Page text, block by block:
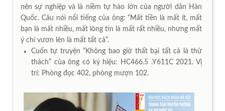
nên sự nghiệp và là niềm tự hào lớn của người dân Hàn
Quốc. Câu nói nổi tiếng của ông: “Mất tiền là mất ít, mất
bạn là mất nhiều, mất lòng tin là mất rất nhiều, nhưng mất
ý chí vươn lên là mất tất cả”.
Cuốn tự truyện “Không bao giờ thất bại tất cả là thử
thách” của ông có ký hiệu: HC466.5 .Y611C 2021. Vị
trí: Phòng đọc 402, phòng mượn 102.